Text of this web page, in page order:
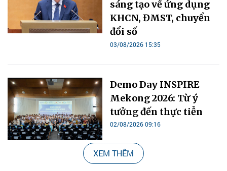
sáng tạo về ứng dụng
KHCN, ĐMST, chuyển
đổi số
03/08/2026 15:35
Demo Day INSPIRE
Mekong 2026: Từ ý
tưởng đến thực tiễn
02/08/2026 09:16
XEM THÊM